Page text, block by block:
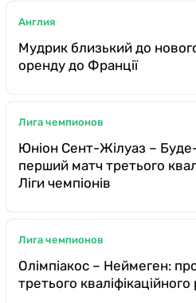
Англия
Мудрик близький до
оренду до Франції
Лига чемпионов
Юніон Сент-Жілуаз –
перший матч третього
Ліги чемпіонів
Лига чемпионов
Олімпіакос – Неймеген:
третього